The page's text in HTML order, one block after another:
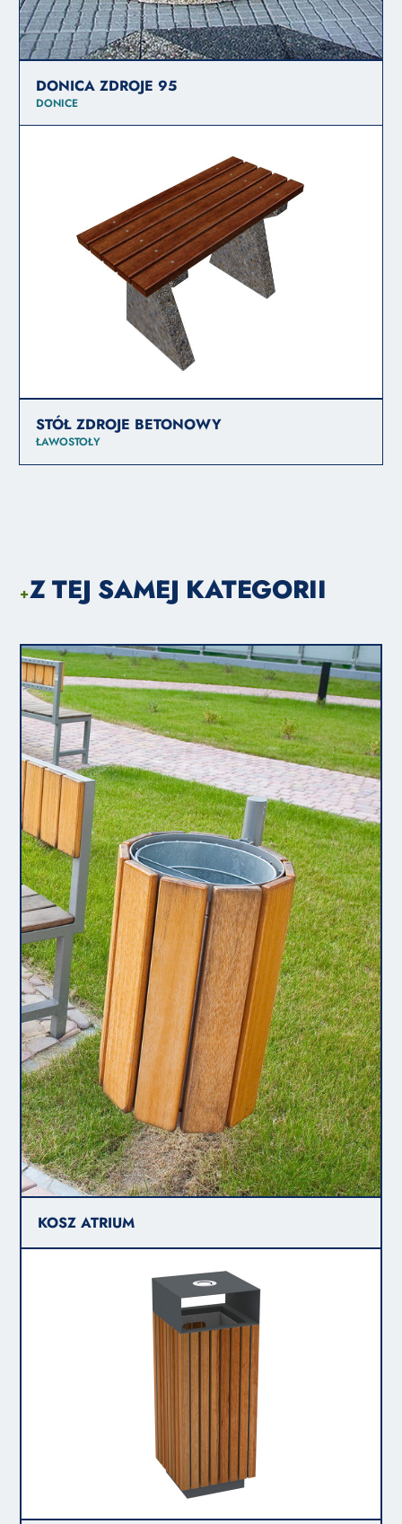
DONICA ZDROJE 95
DONICE
STÓŁ ZDROJE BETONOWY
ŁAWOSTOŁY
+Z TEJ SAMEJ KATEGORII
KOSZ ATRIUM